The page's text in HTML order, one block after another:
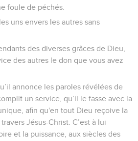
foule de péchés.
uns envers les autres sans
des diverses grâces de Dieu,
des autres le don que vous avez
annonce les paroles révélées de
un service, qu’il le fasse avec la
afin qu'en tout Dieu reçoive la
Jésus-Christ. C’est à lui
et la puissance, aux siècles des